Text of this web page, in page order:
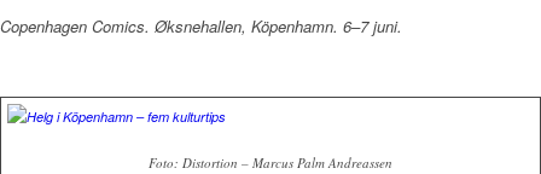
Copenhagen Comics. Øksnehallen, Köpenhamn. 6–7 juni.
Foto: Distortion – Marcus Palm Andreassen